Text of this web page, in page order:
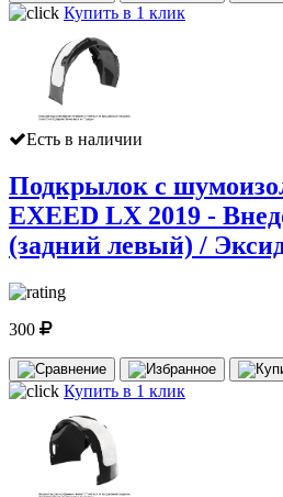
Купить в 1 клик
Есть в наличии
Подкрылок с
EXEED LX 2019 -
(задний левый) /
300
Купить в 1 клик